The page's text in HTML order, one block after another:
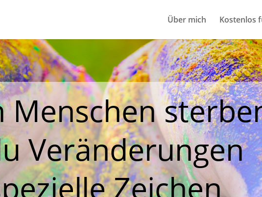
Über mich Kostenlos
Menschen
Veränderungen
Zeichen